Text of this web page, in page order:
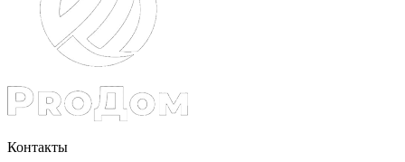
Контакты